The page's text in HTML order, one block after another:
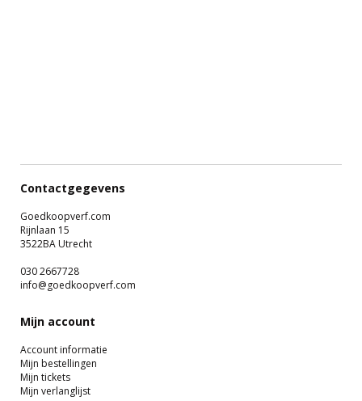
Contactgegevens
Goedkoopverf.com
Rijnlaan 15
3522BA Utrecht
030 2667728
info@goedkoopverf.com
Mijn account
Account informatie
Mijn bestellingen
Mijn tickets
Mijn verlanglijst